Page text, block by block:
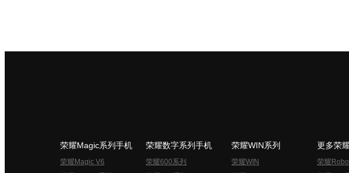
荣耀Magic系列手机
荣耀Magic V6
荣耀数字系列手机
荣耀600系列
荣耀WIN系列
荣耀WIN
更多荣
荣耀